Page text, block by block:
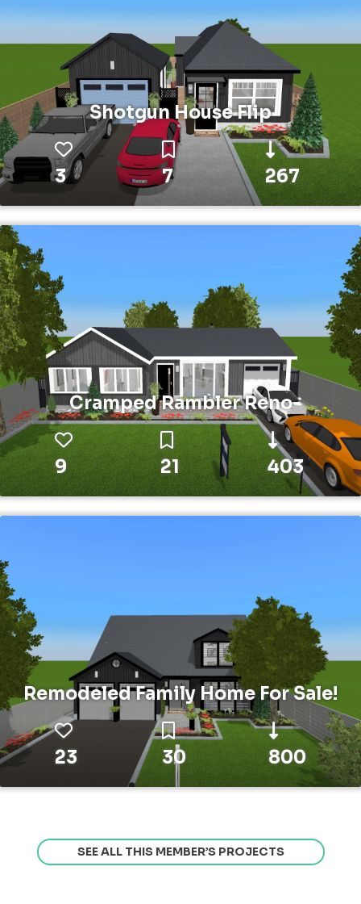
Shotgun House Flip
3 7 267
Cramped Rambler Reno
9 21 403
Remodeled Family Home For Sale!
23 30 800
SEE ALL THIS MEMBER’S PROJECTS